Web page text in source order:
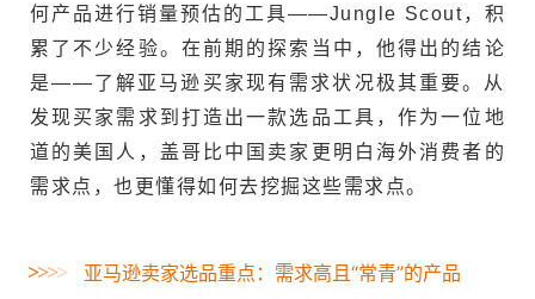
何产品进行销量预估的工具——Jungle Scout，积
累了不少经验。在前期的探索当中，他得出的结论
是——了解亚马逊买家现有需求状况极其重要。从
发现买家需求到打造出一款选品工具，作为一位地
道的美国人，盖哥比中国卖家更明白海外消费者的
需求点，也更懂得如何去挖掘这些需求点。
>>>> 亚马逊卖家选品重点：需求高且“常青”的产品